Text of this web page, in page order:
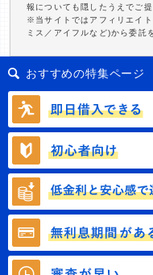
報についても隠したうえでご提
※当サイトではアフィリエイ
ミス／アイフルなど)から委託
おすすめの特集ページ